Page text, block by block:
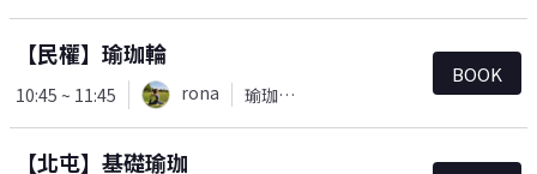
【民權】瑜珈輪
10:45 ~ 11:45 rona 瑜珈＆皮拉提斯
BOOK
【北屯】基礎瑜珈